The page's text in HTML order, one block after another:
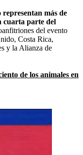
más de
cuarta parte del
del evento
Costa Rica,
y la Alianza de
de los animales en